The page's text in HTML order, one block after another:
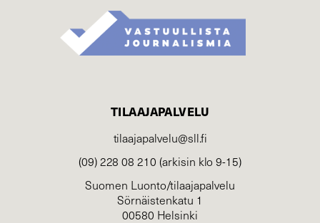
TILAAJAPALVELU
tilaajapalvelu@sll.fi
(09) 228 08 210 (arkisin klo 9-15)
Suomen Luonto/tilaajapalvelu
Sörnäistenkatu 1
00580 Helsinki